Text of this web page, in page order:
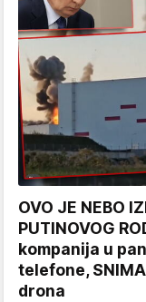
OVO JE NEBO
PUTINOVOG
kompanija u
telefone,
drona